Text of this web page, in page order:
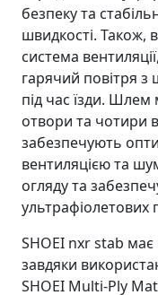
безпеку та
швидкості. Також,
система
гарячий повітря
під час їзди. Шлем
отвори та чотири
забезпечують
вентиляцією та
огляду та
ультрафіолетових
SHOEI nxr stab має
завдяки
SHOEI Multi-Ply